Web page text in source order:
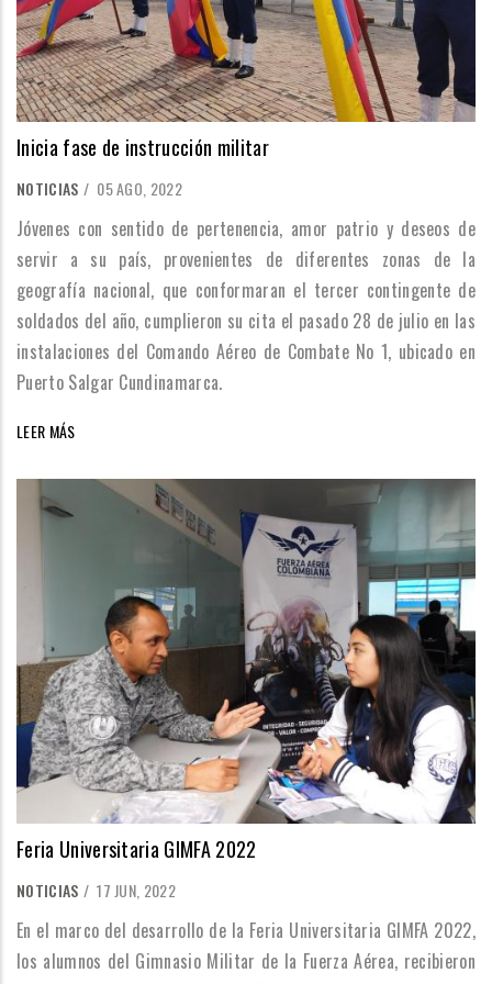
Inicia fase de instrucción militar
NOTICIAS / 05 AGO, 2022
Jóvenes con sentido de pertenencia, amor patrio y deseos de
servir a su país, provenientes de diferentes zonas de la
geografía nacional, que conformaran el tercer contingente de
soldados del año, cumplieron su cita el pasado 28 de julio en las
instalaciones del Comando Aéreo de Combate No 1, ubicado en
Puerto Salgar Cundinamarca.
LEER MÁS
Feria Universitaria GIMFA 2022
NOTICIAS / 17 JUN, 2022
En el marco del desarrollo de la Feria Universitaria GIMFA 2022,
los alumnos del Gimnasio Militar de la Fuerza Aérea, recibieron